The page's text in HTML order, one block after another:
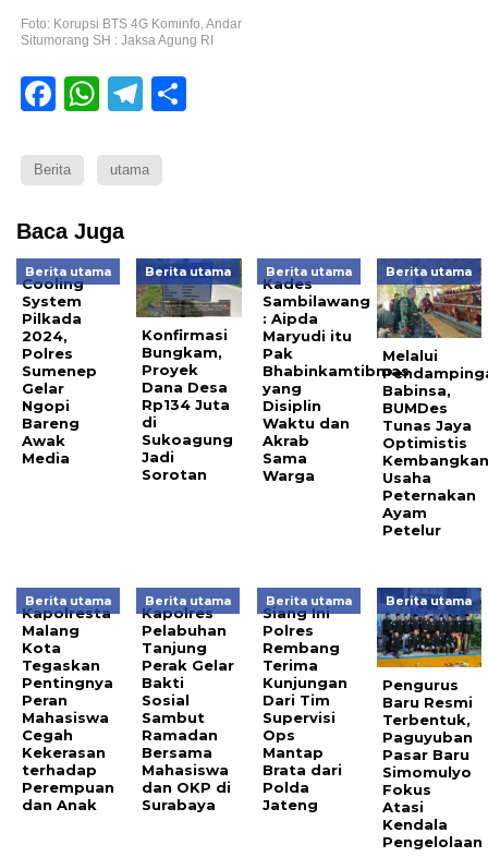
Foto: Korupsi BTS 4G Kominfo, Andar
Situmorang SH : Jaksa Agung RI
Facebook
WhatsApp
Telegram
Berita utama
Baca Juga
Berita utama
Cooling
System
Pilkada
2024,
Polres
Sumenep
Gelar
Ngopi
Bareng
Awak
Media
Berita utama
Konfirmasi
Bungkam,
Proyek
Dana Desa
Rp134 Juta
di
Sukoagung
Jadi
Sorotan
Berita utama
Kades
Sambilawang
: Aipda
Maryudi itu
Pak
Bhabinkamtibmas
yang
Disiplin
Waktu dan
Akrab
Sama
Warga
Berita utama
Melalui
Babinsa,
BUMDes
Tunas Jaya
Optimistis
Usaha
Peternakan
Ayam
Petelur
Berita utama
Kapolresta
Malang
Kota
Tegaskan
Pentingnya
Peran
Mahasiswa
Cegah
Kekerasan
terhadap
Perempuan
dan Anak
Berita utama
Kapolres
Pelabuhan
Tanjung
Perak Gelar
Bakti
Sosial
Sambut
Ramadan
Bersama
Mahasiswa
dan OKP di
Surabaya
Berita utama
Siang Ini
Polres
Rembang
Terima
Kunjungan
Dari Tim
Supervisi
Ops
Mantap
Brata dari
Polda
Jateng
Berita utama
Pengurus
Baru Resmi
Terbentuk,
Paguyuban
Pasar Baru
Simomulyo
Fokus
Atasi
Kendala
Pengelolaan